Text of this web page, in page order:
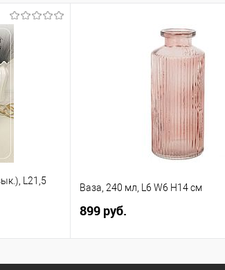
L21,5
Ваза, 240 мл, L6 W6 H14 см
899 руб.